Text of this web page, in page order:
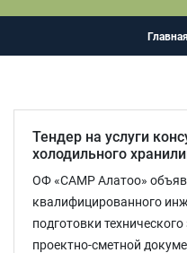
Главная
Тендер на услуги
холодильного
ОФ «САМР Алатоо»
квалифицированного
подготовки
проектно-сметной